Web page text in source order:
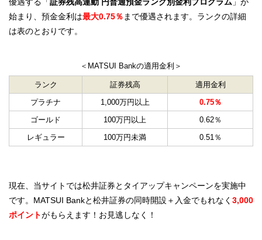
始まり、預金金利は最大0.75％ まで優遇されます。ランクの詳細
は表のとおりです。
＜MATSUI Bankの適用金利＞
ランク 証券残高
適用金利
プラチナ
1,000万円以上
0.75％
ゴールド
100万円以上
0.62％
レギュラー
100万円未満 0.51％
現在、当サイトでは松井証券とタイアップキャンペーンを実施中
です。MATSUI Bankと松井証券の同時開設＋入金でもれなく 3,000
ポイントがもらえます！お見逃しなく！